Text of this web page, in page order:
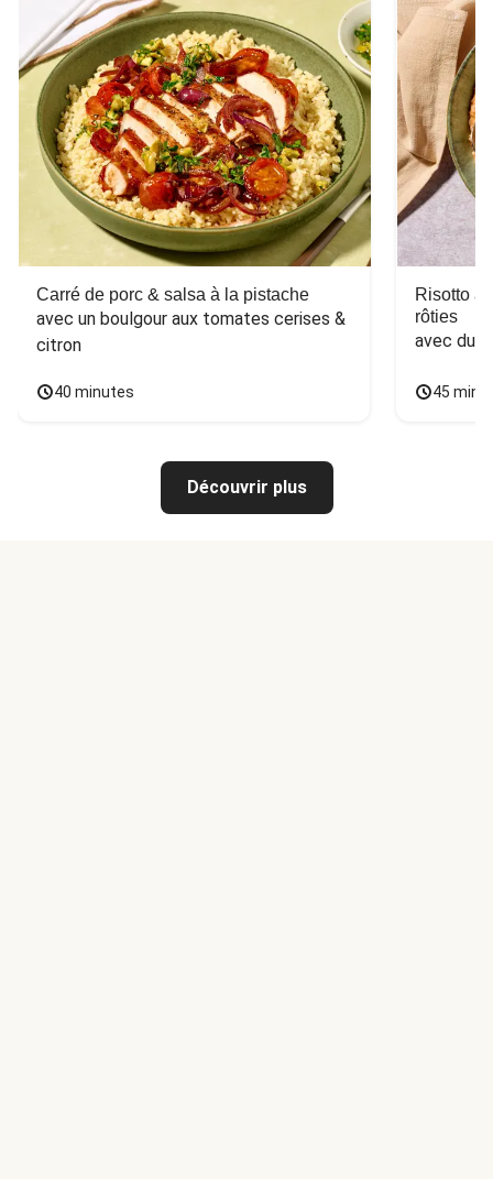
Carré de porc & salsa à la pistache
avec un boulgour aux tomates cerises &
citron
40 minutes
Risotto
rôties
avec du
45
Découvrir plus